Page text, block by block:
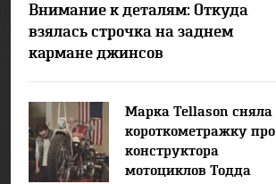
Внимание к деталям: Откуда
взялась строчка на заднем
кармане джинсов
Марка Tellason сняла
короткометражку про
конструктора
мотоциклов Тодда